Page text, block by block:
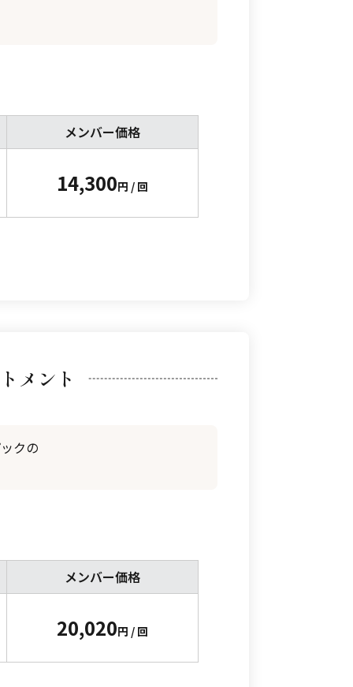
メンバー価格
14,300円 / 回
メント
クの
メンバー価格
20,020円 / 回